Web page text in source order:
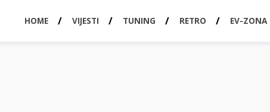
HOME VIJESTI TUNING RETRO EV-ZONA